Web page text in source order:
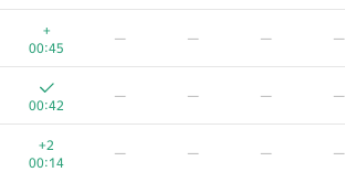
+
00:45
— — — —
00:42
— — — —
+2
00:14
— — — —